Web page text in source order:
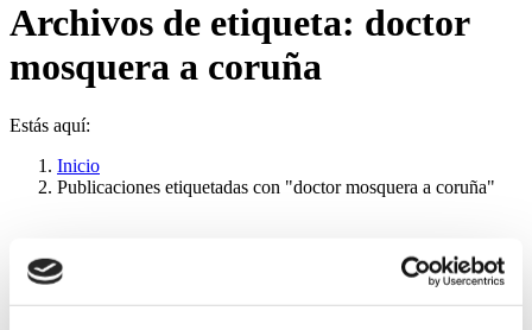
Archivos de etiqueta: doctor
mosquera a coruña
Estás aquí:
Inicio
Publicaciones etiquetadas con "doctor mosquera a coruña"